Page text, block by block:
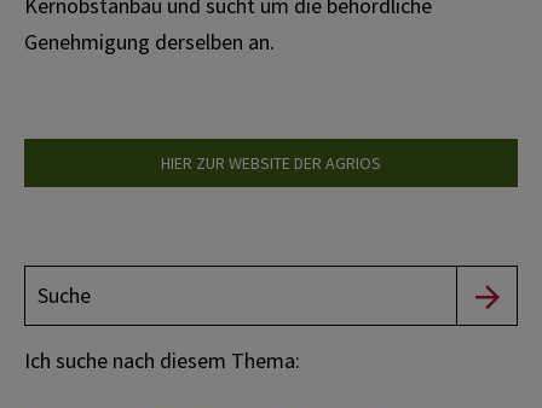
Genehmigung derselben an.
HIER ZUR WEBSITE DER AGRIOS
Ich suche nach diesem Thema: